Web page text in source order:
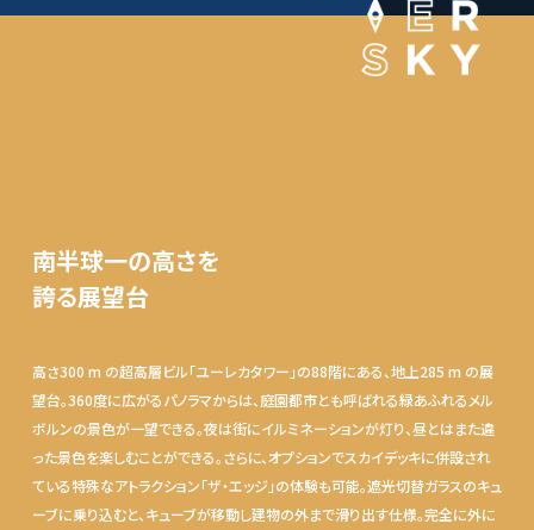
南半球一の高さを
誇る展望台
高さ300 m の超高層ビル「ユーレカタワー」の88階にある、地上285 m の展
望台。360度に広がるパノラマからは、庭園都市とも呼ばれる緑あふれるメル
ボルンの景色が一望できる。夜は街にイルミネーションが灯り、昼とはまた違
った景色を楽しむことができる。さらに、オプションでスカイデッキに併設され
ている特殊なアトラクション「ザ・エッジ」の体験も可能。遮光切替ガラスのキュ
ーブに乗り込むと、キューブが移動し建物の外まで滑り出す仕様。完全に外に